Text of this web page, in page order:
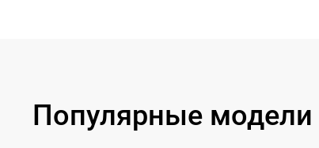
Популярные